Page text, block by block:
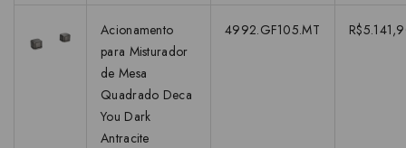
Acionamento
para Misturador
de Mesa
Quadrado Deca
You Dark
Antracite
4992.GF105.MT